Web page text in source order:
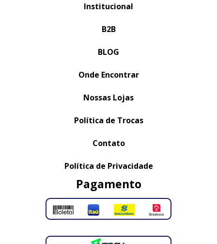
Institucional
B2B
BLOG
Onde Encontrar
Nossas Lojas
Política de Trocas
Contato
Política de Privacidade
Pagamento